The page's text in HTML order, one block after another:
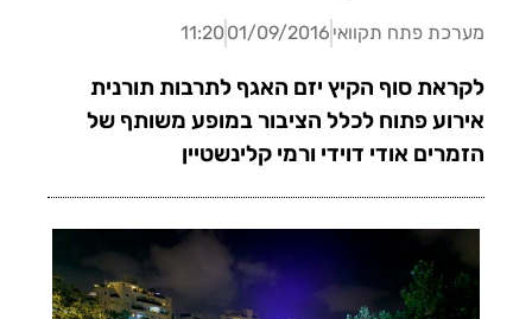
מערכת פתח תקוואי 01/09/2016
11:20
לקראת סוף הקיץ יזם האגף לתרבות תורנית
אירוע פתוח לכלל הציבור במופע משותף של
הזמרים אודי דוידי ורמי קלינשטיין